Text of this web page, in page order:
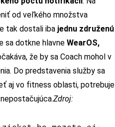
od veľkého množstva
tak dostali iba jednu združenú
sa dotkne hlavne WearOS,
že by sa Coach mohol v
Do predstavenia služby sa
aj vo fitness oblasti, potrebuje
Zdroj: